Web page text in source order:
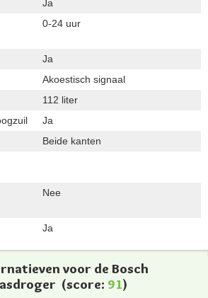
Ja
0-24 uur
Ja
Akoestisch signaal
112 liter
Ja
Beide kanten
Nee
Ja
voor de Bosch
(score: 91)